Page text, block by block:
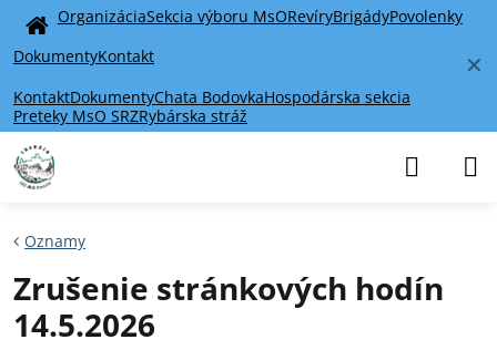
✕
Home
OrganizáciaSekcia výboru MsORevíryBrigádyPovolenky
DokumentyKontakt
KontaktDokumentyChata BodovkaHospodárska sekcia
Preteky MsO SRZRybárska stráž
Oznamy
Zrušenie stránkových hodín
14.5.2026